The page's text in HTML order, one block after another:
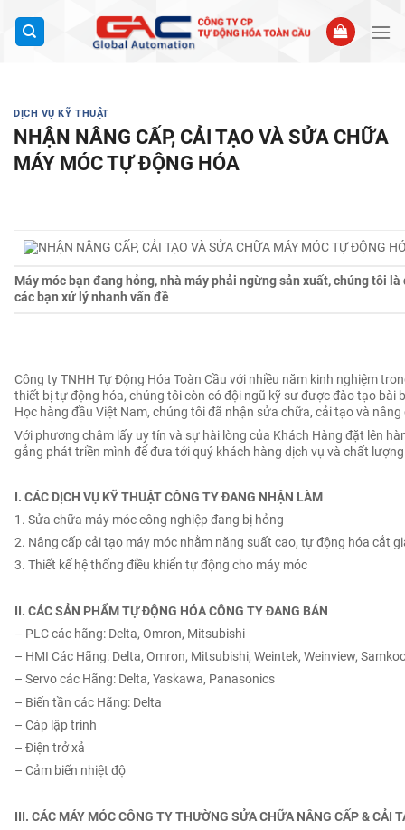
qua
DỊCH VỤ KỸ THUẬT
NHẬN NÂNG CẤP, CẢI TẠO VÀ SỬA CHỮA
MÁY MÓC TỰ ĐỘNG HÓA
Máy móc bạn đang hỏng, nhà máy phải ngừng sản xuất, chúng tôi
các bạn xử lý nhanh vấn đề
Công ty TNHH Tự Động Hóa Toàn Cầu với nhiều năm kinh nghiệm
thiết bị tự động hóa, chúng tôi còn có đội ngũ kỹ sư được đào tạo
Học hàng đầu Việt Nam, chúng tôi đã nhận sửa chữa, cải tạo và
Với phương châm lấy uy tín và sự hài lòng của Khách Hàng đặt lên
gắng phát triền mình để đưa tới quý khách hàng dịch vụ và chất
I. CÁC DỊCH VỤ KỸ THUẬT CÔNG TY ĐANG NHẬN LÀM
1. Sửa chữa máy móc công nghiệp đang bị hỏng
2. Nâng cấp cải tạo máy móc nhằm năng suất cao, tự động hóa cắt
3. Thiết kế hệ thống điều khiển tự động cho máy móc
II. CÁC SẢN PHẨM TỰ ĐỘNG HÓA CÔNG TY ĐANG BÁN
– PLC các hãng: Delta, Omron, Mitsubishi
– HMI Các Hãng: Delta, Omron, Mitsubishi, Weintek, Weinview,
– Servo các Hãng: Delta, Yaskawa, Panasonics
– Biến tần các Hãng: Delta
– Cáp lập trình
– Điện trở xả
– Cảm biến nhiệt độ
III. CÁC MÁY MÓC CÔNG TY THƯỜNG SỬA CHỮA NÂNG CẤP & CẢI